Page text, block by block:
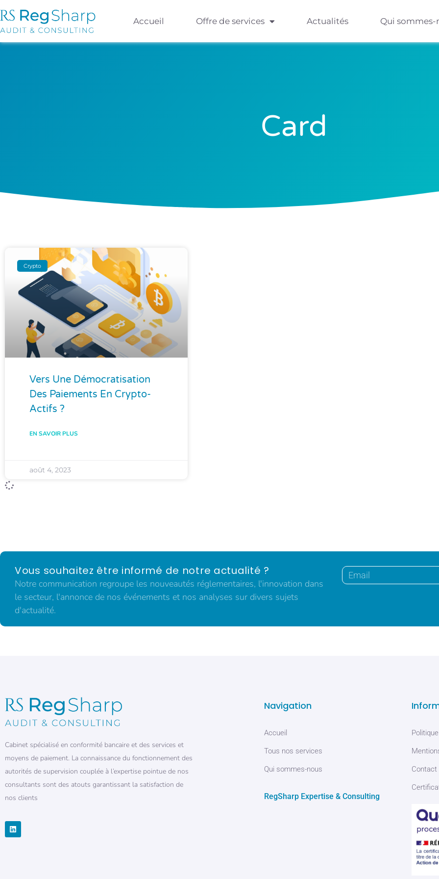
Accueil Offre de services Actualités Qui sommes-
Card
Crypto
Vers Une Démocratisation
Des Paiements En Crypto-
Actifs ?
EN SAVOIR PLUS
août 4, 2023
Vous souhaitez être informé de notre actualité ?
Notre communication regroupe les nouveautés réglementaires, l'innovation dans
le secteur, l'annonce de nos événements et nos analyses sur divers sujets
d'actualité.
Cabinet spécialisé en conformité bancaire et des services et
moyens de paiement. La connaissance du fonctionnement des
autorités de supervision couplée à l’expertise pointue de nos
consultants sont des atouts garantissant la satisfaction de
nos clients
Navigation
Accueil
Tous nos services
Qui sommes-nous
RegSharp Expertise & Consulting
Contact